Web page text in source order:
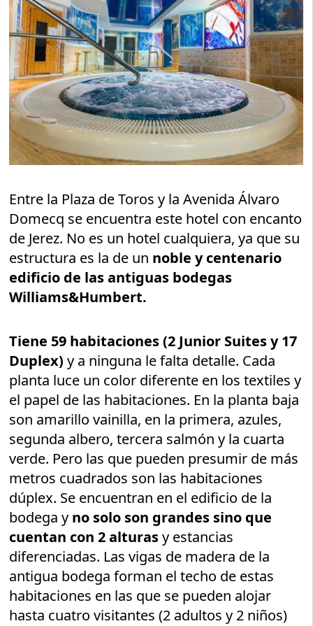
Entre la Plaza de Toros y la Avenida Álvaro
Domecq se encuentra este hotel con encanto
de Jerez. No es un hotel cualquiera, ya que su
estructura es la de un noble y centenario
edificio de las antiguas bodegas
Williams&Humbert.
Tiene 59 habitaciones (2 Junior Suites y 17
Duplex) y a ninguna le falta detalle. Cada
planta luce un color diferente en los textiles y
el papel de las habitaciones. En la planta baja
son amarillo vainilla, en la primera, azules,
segunda albero, tercera salmón y la cuarta
verde. Pero las que pueden presumir de más
metros cuadrados son las habitaciones
dúplex. Se encuentran en el edificio de la
bodega y no solo son grandes sino que
cuentan con 2 alturasy estancias
diferenciadas. Las vigas de madera de la
antigua bodega forman el techo de estas
habitaciones en las que se pueden alojar
hasta cuatro visitantes (2 adultos y 2 niños)